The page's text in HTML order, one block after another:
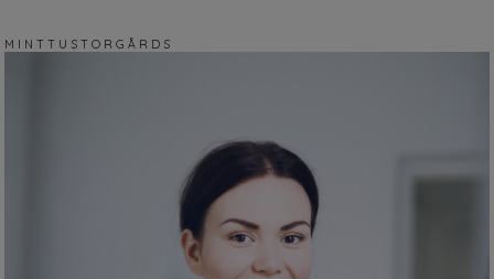
M I N T T U S T O R G Å R D S